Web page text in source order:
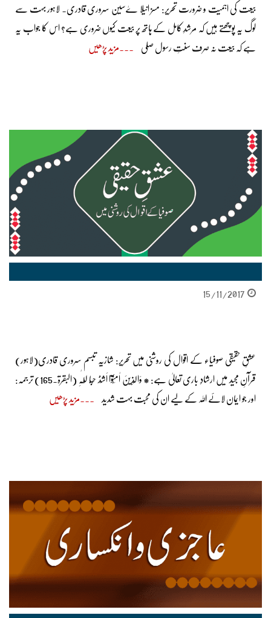
بیعت کی اہمیت و ضرورت تحریر: مسز انیلا ےٰسین سروری قادری۔ لاہور بہت سے
لوگ یہ پوچھتے ہیں کہ مرشدِ کامل کے ہاتھ پر بیعت کیوں ضروری ہے؟ اس کا جواب یہ
ہے کہ بیعت نہ صرف سنتِ رسول صلی مزید پڑھیں
15/11/2017
عشقِ حقیقی صوفیاء کے اقوال کی روشنی میں تحریر: شازیہ تبسم سروری قادری(لاہور)
قرآنِ مجید میں ارشادِ باری تعالیٰ ہے: * وَالَّذِِینَ اٰمَنُوْٓا اَشَدُّ حُبًّا لِّلّٰہِ (البقرۃ۔165) ترجمہ:
اور جو ایمان لائے اللہ کے لیے ان کی محبت بہت شدید مزید پڑھیں